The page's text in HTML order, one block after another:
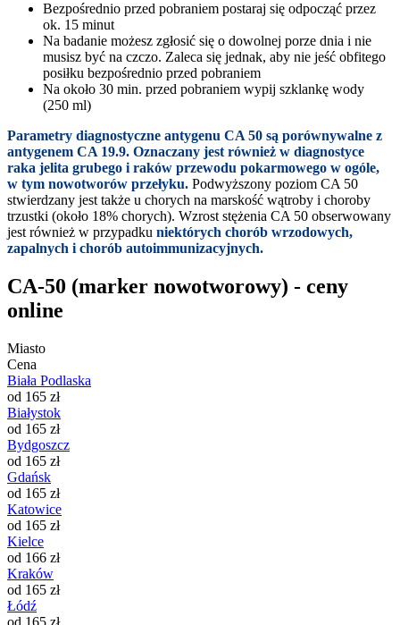
Bezpośrednio przed pobraniem postaraj się odpocząć przez
ok. 15 minut
Na badanie możesz zgłosić się o dowolnej porze dnia i nie
musisz być na czczo. Zaleca się jednak, aby nie jeść obfitego
posiłku bezpośrednio przed pobraniem
Na około 30 min. przed pobraniem wypij szklankę wody
(250 ml)
Parametry diagnostyczne antygenu CA 50 są porównywalne z
antygenem CA 19.9. Oznaczany jest również w diagnostyce
raka jelita grubego i raków przewodu pokarmowego w ogóle,
w tym nowotworów przełyku. Podwyższony poziom CA 50
stwierdzany jest także u chorych na marskość wątroby i choroby
trzustki (około 18% chorych). Wzrost stężenia CA 50 obserwowany
jest również w przypadku niektórych chorób wrzodowych,
zapalnych i chorób autoimmunizacyjnych.
CA-50 (marker nowotworowy) - ceny
online
Miasto
Cena
Biała Podlaska
od 165 zł
Białystok
od 165 zł
Bydgoszcz
od 165 zł
Gdańsk
od 165 zł
Katowice
od 165 zł
Kielce
od 166 zł
Kraków
od 165 zł
Łódź